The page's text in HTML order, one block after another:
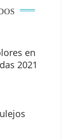
en
en
2021